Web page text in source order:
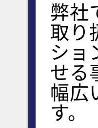
弊社
取り
ショ
せる
幅広
す。